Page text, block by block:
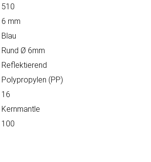
510
6 mm
Blau
Rund Ø 6mm
Reflektierend
Polypropylen (PP)
16
Kernmantle
100